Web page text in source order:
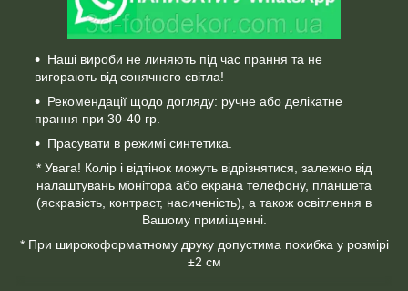
Наші вироби не линяють під час прання та не
вигорають від сонячного світла!
Рекомендації щодо догляду: ручне або делікатне
прання при 30-40 гр.
Прасувати в режимі синтетика.
* Увага! Колір і відтінок можуть відрізнятися, залежно від
налаштувань монітора або екрана телефону, планшета
(яскравість, контраст, насиченість), а також освітлення в
Вашому приміщенні.
* При широкоформатному друку допустима похибка у розмірі
±2 см